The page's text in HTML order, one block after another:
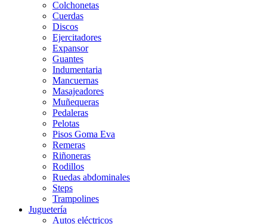
Colchonetas
Cuerdas
Discos
Ejercitadores
Expansor
Guantes
Indumentaria
Mancuernas
Masajeadores
Muñequeras
Pedaleras
Pelotas
Pisos Goma Eva
Remeras
Riñoneras
Rodillos
Ruedas abdominales
Steps
Trampolines
Juguetería
Autos eléctricos